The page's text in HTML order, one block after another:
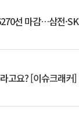
선 마감…삼전
고요? [이슈크래커]